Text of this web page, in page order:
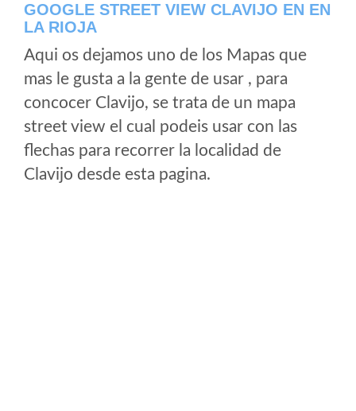
GOOGLE STREET VIEW CLAVIJO EN EN
LA RIOJA
Aqui os dejamos uno de los Mapas que
mas le gusta a la gente de usar , para
concocer Clavijo, se trata de un mapa
street view el cual podeis usar con las
flechas para recorrer la localidad de
Clavijo desde esta pagina.